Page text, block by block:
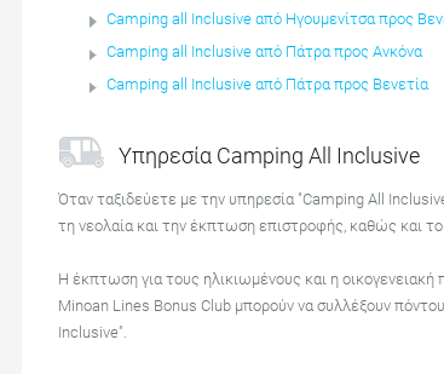
Camping all Inclusive από Ηγουμενίτσα προς
Camping all Inclusive από Πάτρα προς Ανκόνα
Camping all Inclusive από Πάτρα προς Βενετία
Υπηρεσία Camping All Inclusive
Όταν ταξιδεύετε με την υπηρεσία "Camping All
τη νεολαία και την έκπτωση επιστροφής, καθώς και
Η έκπτωση για τους ηλικιωμένους και η
Minoan Lines Bonus Club μπορούν να συλλέξουν
Inclusive".